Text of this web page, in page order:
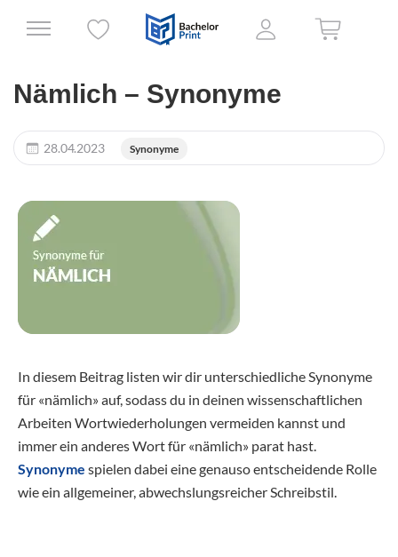
Nämlich – Synonyme
28.04.2023 Synonyme
In diesem Beitrag listen wir dir unterschiedliche Synonyme
für «nämlich» auf, sodass du in deinen wissenschaftlichen
Arbeiten Wortwiederholungen vermeiden kannst und
immer ein anderes Wort für «nämlich» parat hast.
Synonyme spielen dabei eine genauso entscheidende Rolle
wie ein allgemeiner, abwechslungsreicher Schreibstil.